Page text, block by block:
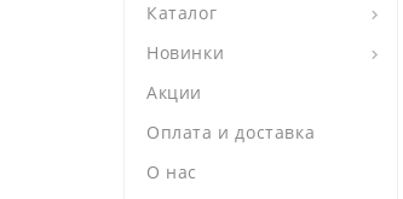
Каталог
Новинки
Акции
Оплата и доставка
О нас